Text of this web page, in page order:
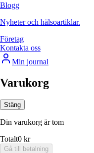
Blogg
Nyheter och hälsoartiklar.
Företag
Kontakta oss
Min journal
Varukorg
Stäng
Din varukorg är tom
Totalt0 kr
Gå till betalning